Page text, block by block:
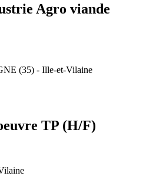
Agro viande
(35) - Ille-et-Vilaine
TP (H/F)